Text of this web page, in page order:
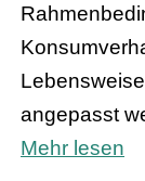
angepasst
Mehr lesen